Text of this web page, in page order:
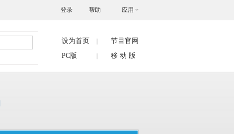
帮助 应用
登录
设为首页
节目官网
PC版
移 动 版